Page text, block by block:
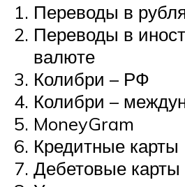
Переводы в
Переводы в
валюте
Колибри – РФ
Колибри –
MoneyGram
Кредитные карты
Дебетовые карты